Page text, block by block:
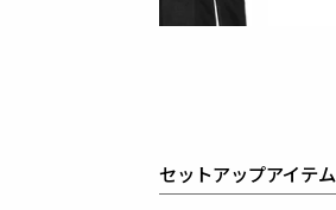
セットアップアイテム